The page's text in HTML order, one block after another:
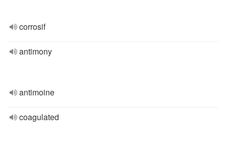
corrosif
antimony
antimoine
coagulated